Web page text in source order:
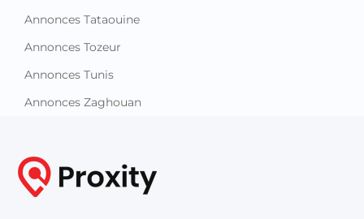
Annonces Tataouine
Annonces Tozeur
Annonces Tunis
Annonces Zaghouan